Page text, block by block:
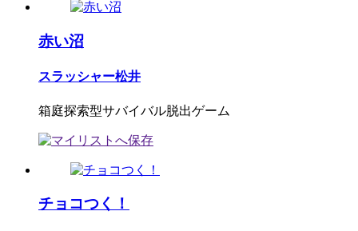
赤い沼
スラッシャー松井
箱庭探索型サバイバル脱出ゲーム
チョコつく！